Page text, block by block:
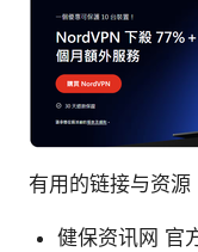
有用的链接与资源
健保资讯网 官